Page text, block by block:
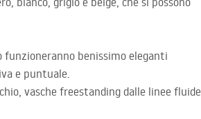
funzioneranno benissimo eleganti
e puntuale.
vasche freestanding dalle linee fluide